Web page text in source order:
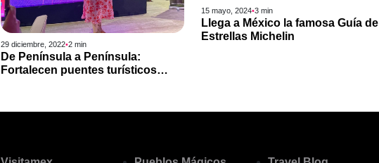
29 diciembre, 2022•2 min
De Península a Península:
Fortalecen puentes turísticos
15 mayo, 2024•3 min
Llega a México la famosa Guía de
Estrellas Michelin